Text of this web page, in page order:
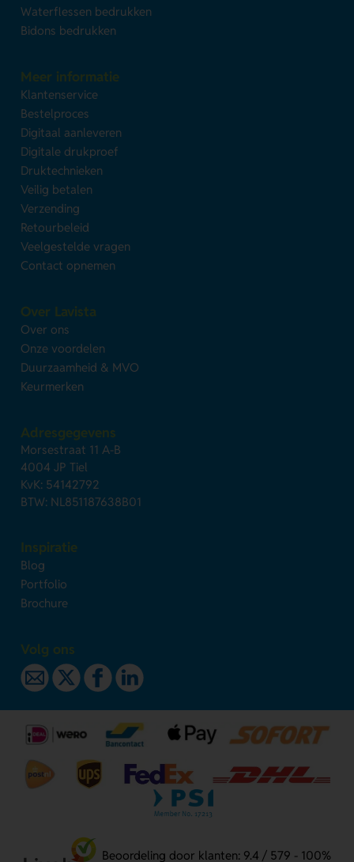
Waterflessen bedrukken
Bidons bedrukken
Meer informatie
Klantenservice
Bestelproces
Digitaal aanleveren
Digitale drukproef
Druktechnieken
Veilig betalen
Verzending
Retourbeleid
Veelgestelde vragen
Contact opnemen
Over Lavista
Over ons
Onze voordelen
Duurzaamheid & MVO
Keurmerken
Adresgegevens
Morsestraat 11 A-B
4004 JP Tiel
KvK: 54142792
BTW: NL851187638B01
Inspiratie
Blog
Portfolio
Brochure
Volg ons
Beoordeling door klanten: 9.4 / 579 - 100%